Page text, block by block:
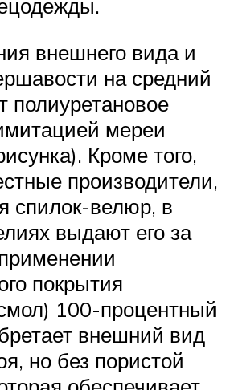
внешнего вида и
на средний
полиуретановое
мереи
Кроме того,
производители,
спилок-велюр, в
выдают его за
покрытия
100-процентный
внешний вид
но без пористой